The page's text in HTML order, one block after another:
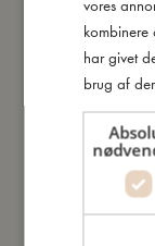
- Tilgængelig i
- Lavet af 100%
- GOTS organic
Så stor er jeg
vores
har givet
brug af